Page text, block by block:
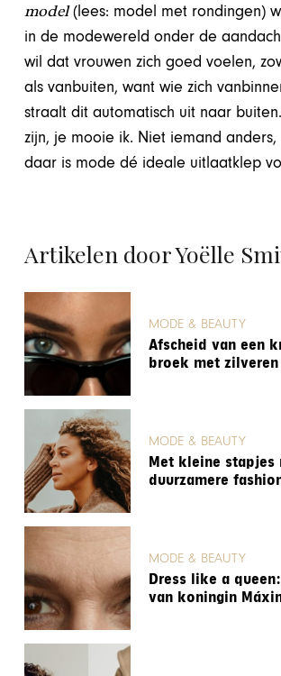
model(lees: model met rondingen)
in de modewereld onder de
wil dat vrouwen zich goed voelen,
als vanbuiten, want wie zich
straalt dit automatisch uit naar
zijn, je mooie ik. Niet iemand anders,
daar is mode dé ideale uitlaatklep
Artikelen door Yoëlle
MODE & BEAUTY
Afscheid van een
broek met
MODE & BEAUTY
Met kleine stapjes
duurzamere
MODE & BEAUTY
Dress like a
van koningin